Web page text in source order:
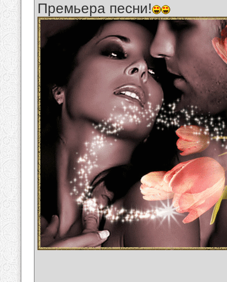
Премьера песни!